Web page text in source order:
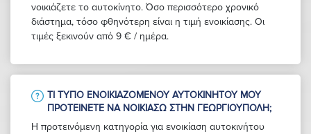
νοικιάζετε το αυτοκίνητο. Όσο περισσότερο χρονικό
διάστημα, τόσο φθηνότερη είναι η τιμή ενοικίασης. Οι
τιμές ξεκινούν από 9 € / ημέρα.
ΤΙ ΤΎΠΟ ΕΝΟΙΚΙΑΖΌΜΕΝΟΥ ΑΥΤΟΚΙΝΉΤΟΥ ΜΟΥ
ΠΡΟΤΕΊΝΕΤΕ ΝΑ ΝΟΙΚΙΆΣΩ ΣΤΗΝ ΓΕΩΡΓΙΟΎΠΟΛΗ;
Η προτεινόμενη κατηγορία για ενοικίαση αυτοκινήτου